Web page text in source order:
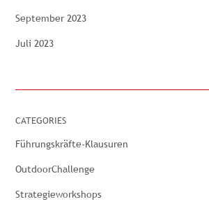
September 2023
Juli 2023
CATEGORIES
Führungskräfte-Klausuren
OutdoorChallenge
Strategieworkshops